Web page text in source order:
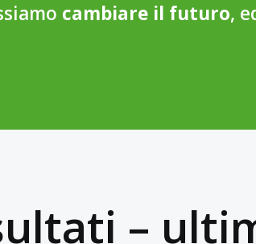
cambiare il futuro,
–